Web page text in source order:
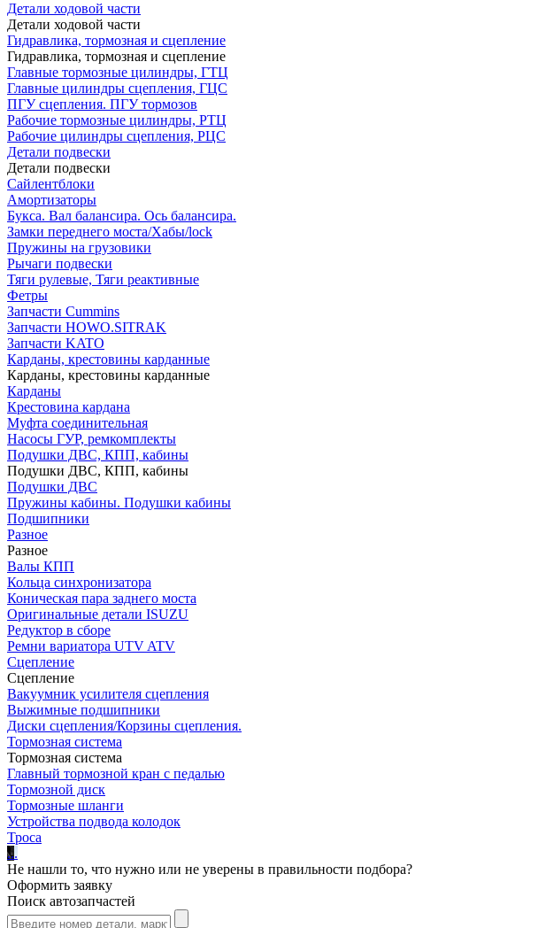
Детали ходовой части
Детали ходовой части
Гидравлика, тормозная и сцепление
Гидравлика, тормозная и сцепление
Главные тормозные цилиндры, ГТЦ
Главные цилиндры сцепления, ГЦС
ПГУ сцепления. ПГУ тормозов
Рабочие тормозные цилиндры, РТЦ
Рабочие цилиндры сцепления, РЦС
Детали подвески
Детали подвески
Cайлентблоки
Амортизаторы
Букса. Вал балансира. Ось балансира.
Замки переднего моста/Хабы/lock
Пружины на грузовики
Рычаги подвески
Тяги рулевые, Тяги реактивные
Фетры
Запчасти Cummins
Запчасти HOWO.SITRAK
Запчасти KATO
Карданы, крестовины карданные
Карданы, крестовины карданные
Карданы
Крестовина кардана
Муфта соединительная
Насосы ГУР, ремкомплекты
Подушки ДВС, КПП, кабины
Подушки ДВС, КПП, кабины
Подушки ДВС
Пружины кабины. Подушки кабины
Подшипники
Разное
Разное
Валы КПП
Кольца синхронизатора
Коническая пара заднего моста
Оригинальные детали ISUZU
Редуктор в сборе
Ремни вариатора UTV ATV
Сцепление
Сцепление
Вакуумник усилителя сцепления
Выжимные подшипники
Диски сцепления/Корзины сцепления.
Тормозная система
Тормозная система
Главный тормозной кран с педалью
Тормозной диск
Тормозные шланги
Устройства подвода колодок
Троса
...
Не нашли то, что нужно или не уверены в правильности подбора?
Оформить заявку
Поиск автозапчастей